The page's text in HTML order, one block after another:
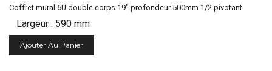
Coffret mural 6U double corps 19" profondeur 500mm 1/2 pivotant
Largeur : 590 mm
Ajouter Au Panier